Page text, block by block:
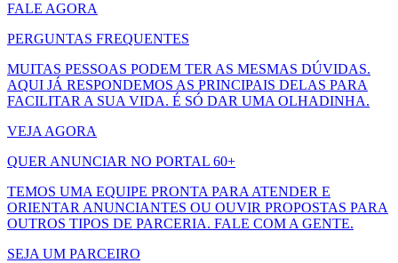
FALE AGORA
PERGUNTAS FREQUENTES
MUITAS PESSOAS PODEM TER AS MESMAS DÚVIDAS.
AQUI JÁ RESPONDEMOS AS PRINCIPAIS DELAS PARA
FACILITAR A SUA VIDA. É SÓ DAR UMA OLHADINHA.
VEJA AGORA
QUER ANUNCIAR NO PORTAL 60+
TEMOS UMA EQUIPE PRONTA PARA ATENDER E
ORIENTAR ANUNCIANTES OU OUVIR PROPOSTAS PARA
OUTROS TIPOS DE PARCERIA. FALE COM A GENTE.
SEJA UM PARCEIRO